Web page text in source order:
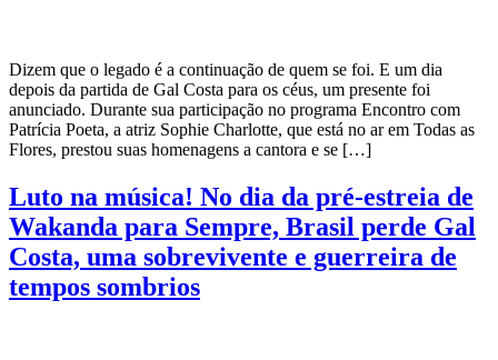
Dizem que o legado é a continuação de quem se foi. E um dia
depois da partida de Gal Costa para os céus, um presente foi
anunciado. Durante sua participação no programa Encontro com
Patrícia Poeta, a atriz Sophie Charlotte, que está no ar em Todas as
Flores, prestou suas homenagens a cantora e se […]
Luto na música! No dia da pré-estreia de
Wakanda para Sempre, Brasil perde Gal
Costa, uma sobrevivente e guerreira de
tempos sombrios